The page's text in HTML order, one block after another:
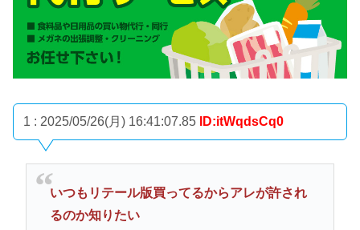
1 : 2025/05/26(月) 16:41:07.85 ID:itWqdsCq0
いつもリテール版買ってるからアレが許され
るのか知りたい